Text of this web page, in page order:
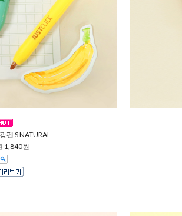
펜 S NATURAL
1,840원